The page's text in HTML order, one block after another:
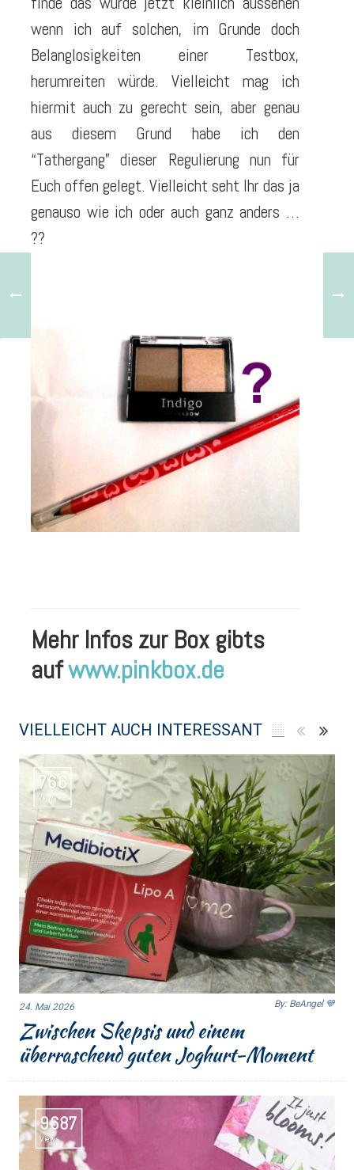
wenn ich auf solchen, im Grunde doch
Belanglosigkeiten einer Testbox,
herumreiten würde. Vielleicht mag ich
hiermit auch zu gerecht sein, aber genau
aus diesem Grund habe ich den
“Tathergang” dieser Regulierung nun für
Euch offen gelegt. Vielleicht seht Ihr das ja
genauso wie ich oder auch ganz anders …
??
Mehr Infos zur Box gibts
aufwww.pinkbox.de
VIELLEICHT AUCH INTERESSANT
766
Views
24. Mai 2026 By: BeAngel 💙
Zwischen Skepsis und einem
überraschend guten Joghurt-Moment
9687
Views